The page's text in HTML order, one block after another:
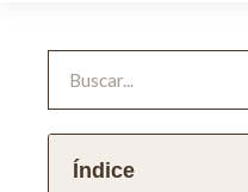
Índice